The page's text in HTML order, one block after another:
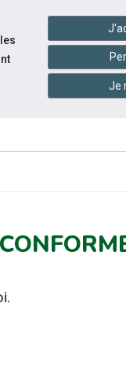
handshake
Je